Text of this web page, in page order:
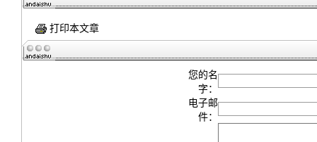
打印本文章
您的名
字：
电子邮
件：